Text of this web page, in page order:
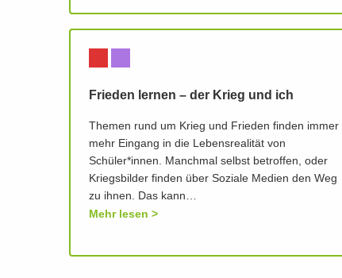
Frieden lernen – der Krieg und ich
Themen rund um Krieg und Frieden finden immer
mehr Eingang in die Lebensrealität von
Schüler*innen. Manchmal selbst betroffen, oder
Kriegsbilder finden über Soziale Medien den Weg
zu ihnen. Das kann…
Mehr lesen